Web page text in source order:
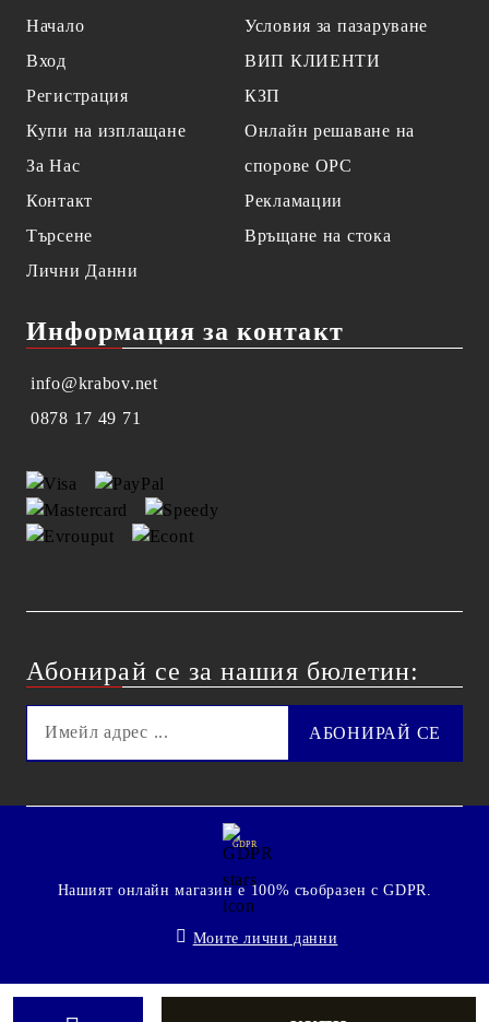
Начало
Вход
Регистрация
Купи на изплащане
За Нас
Контакт
Търсене
Лични Данни
Условия за пазаруване
ВИП КЛИЕНТИ
КЗП
Онлайн решаване на
спорове OPC
Рекламации
Връщане на стока
Информация за контакт
info@krabov.net
0878 17 49 71
Абонирай се за нашия бюлетин:
GDPR
Нашият онлайн магазин е 100% съобразен с GDPR.
Моите лични данни